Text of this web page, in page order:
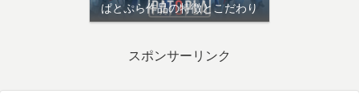
ぱとぷら作品の特徴とこだわり
スポンサーリンク